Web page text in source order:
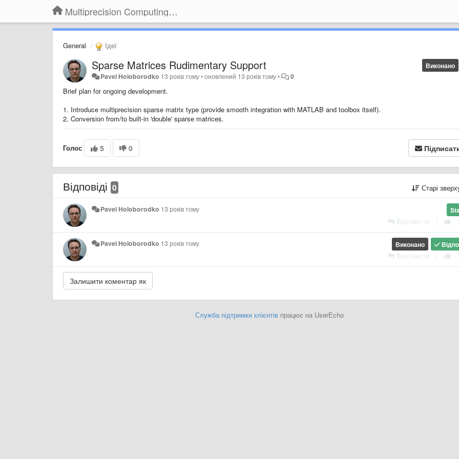
Multiprecision Computing Toolbox for MATLAB
General Ідеї
Виконано
Sparse Matrices Rudimentary Support
Pavel Holoborodko 13 років тому•оновлений 13 років тому• 0
Brief plan for ongoing development.
1. Introduce multiprecision sparse matrix type (provide smooth integration with MATLAB and toolbox itself).
2. Conversion from/to built-in 'double' sparse matrices.
Голос 5 0
Відповіді 0 Старі
Pavel Holoborodko 13 років тому
Відповісти
Виконано
Pavel Holoborodko 13 років тому
Відповісти
Служба підтримки клієнтівпрацює на UserEcho